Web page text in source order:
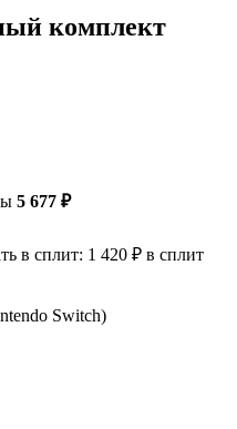
комплект
5 677 ₽
в сплит: 1 420 ₽ в сплит
Switch)